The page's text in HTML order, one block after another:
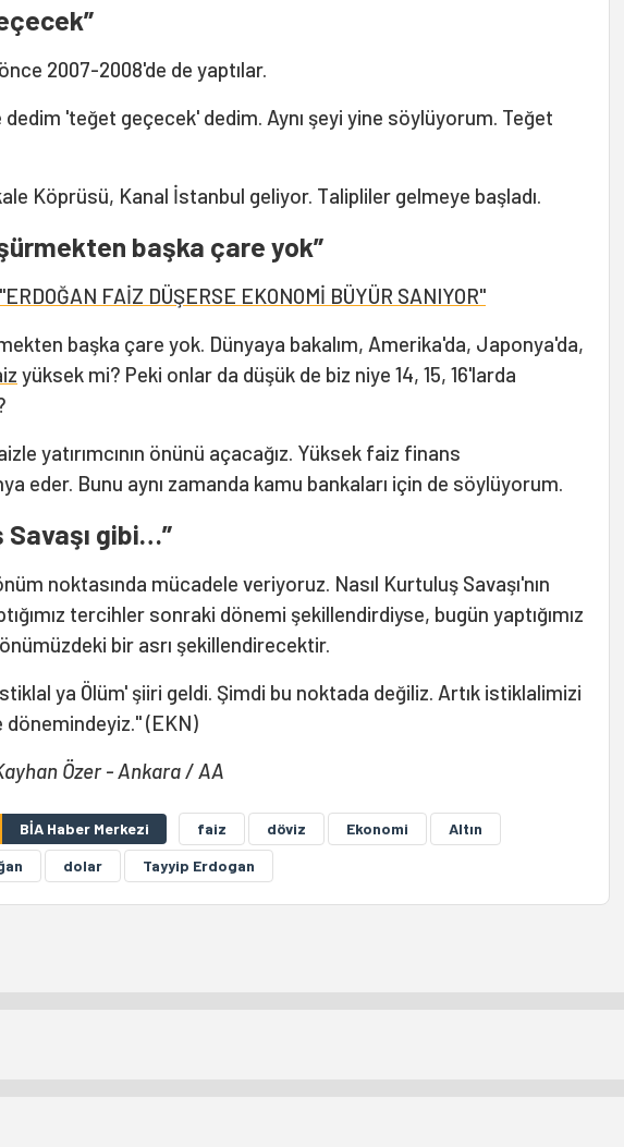
2007-2008'de de yaptılar.
dedim 'teğet geçecek' dedim. Aynı şeyi yine söylüyorum. Teğet
Köprüsü, Kanal İstanbul geliyor. Talipliler gelmeye başladı.
başka çare yok”
FAİZ DÜŞERSE EKONOMİ BÜYÜR SANIYOR"
başka çare yok. Dünyaya bakalım, Amerika'da, Japonya'da,
yüksek mi? Peki onlar da düşük de biz niye 14, 15, 16'larda
yatırımcının önünü açacağız. Yüksek faiz finans
eder. Bunu aynı zamanda kamu bankaları için de söylüyorum.
Savaşı gibi…”
noktasında mücadele veriyoruz. Nasıl Kurtuluş Savaşı'nın
tercihler sonraki dönemi şekillendirdiyse, bugün yaptığımız
bir asrı şekillendirecektir.
ya Ölüm' şiiri geldi. Şimdi bu noktada değiliz. Artık istiklalimizi
(EKN)
Özer - Ankara / AA
BİA Haber Merkezi faiz döviz Ekonomi
Altın
dolar Tayyip Erdogan